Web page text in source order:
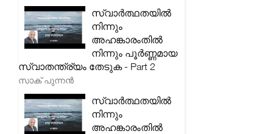
സ്വാർത്ഥതയിൽ
നിന്നും
അഹങ്കാരംതിൽ
നിന്നും പൂർണ്ണമായ
സ്വാതന്ത്ര്യം തേടുക - Part 2
സാക് പുന്നൻ
സ്വാർത്ഥതയിൽ
നിന്നും
അഹങ്കാരംതിൽ